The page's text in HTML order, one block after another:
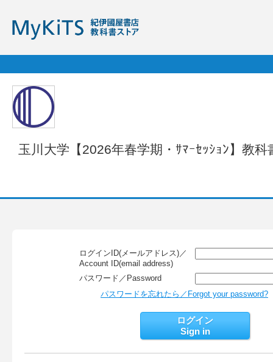
玉川大学【2026年春学期・ｻﾏｰｾｯｼｮﾝ】教
ログインID(メールアドレス)／
Account ID(email address)
パスワード／Password
パスワードを忘れたら／Forgot your password?
ログイン
Sign in